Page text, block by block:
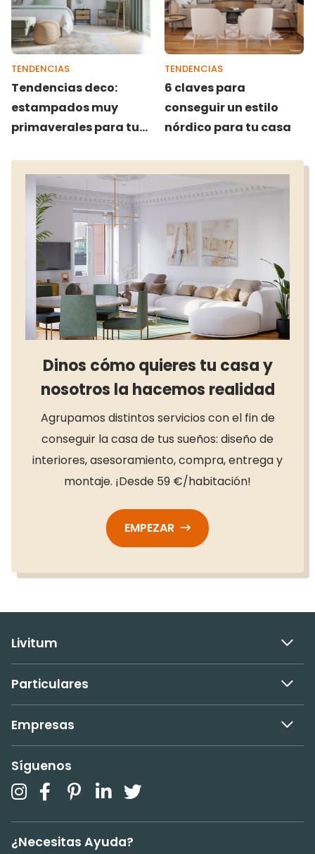
TENDENCIAS
Tendencias deco:
estampados muy
primaverales para tu
TENDENCIAS
6 claves para
conseguir un estilo
nórdico para tu casa
Dinos cómo quieres tu casa y
nosotros la hacemos realidad
Agrupamos distintos servicios con el fin de
conseguir la casa de tus sueños: diseño de
interiores, asesoramiento, compra, entrega y
montaje. ¡Desde 59 €/habitación!
EMPEZAR
Livitum
Particulares
Empresas
Síguenos
¿Necesitas Ayuda?